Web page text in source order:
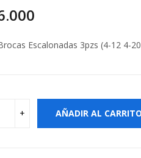
Escalonadas 3pzs (4-12 4-
AÑADIR AL CARRITO